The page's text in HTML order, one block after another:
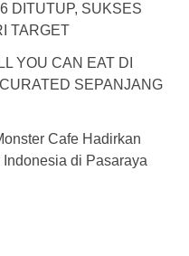
DITUTUP, SUKSES
TARGET
YOU CAN EAT DI
SEPANJANG
Cafe Hadirkan
di Pasaraya